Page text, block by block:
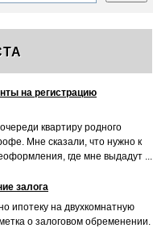
на регистрацию
квартиру родного
Мне сказали, что нужно к
где мне выдадут ...
залога
ипотеку на двухкомнатную
о залоговом обременении.